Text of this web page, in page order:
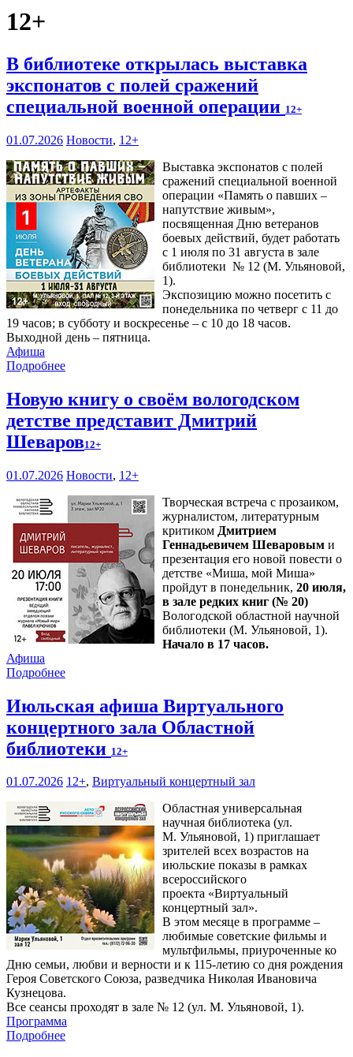
12+
В библиотеке открылась выставка
экспонатов с полей сражений
специальной военной операции 12+
01.07.2026 Новости, 12+
Выставка экспонатов с полей
сражений специальной военной
операции «Память о павших –
напутствие живым»,
посвященная Дню ветеранов
боевых действий, будет работать
с 1 июля по 31 августа в зале
библиотеки № 12 (М. Ульяновой,
1).
Экспозицию можно посетить с
понедельника по четверг с 11 до
19 часов; в субботу и воскресенье – с 10 до 18 часов.
Выходной день – пятница.
Афиша
Подробнее
Новую книгу о своём вологодском
детстве представит Дмитрий
Шеваров12+
01.07.2026 Новости, 12+
Творческая встреча с прозаиком,
журналистом, литературным
критиком Дмитрием
Геннадьевичем Шеваровым и
презентация его новой повести о
детстве «Миша, мой Миша»
пройдут в понедельник, 20 июля,
в зале редких книг (№ 20)
Вологодской областной научной
библиотеки (М. Ульяновой, 1).
Начало в 17 часов.
Афиша
Подробнее
Июльская афиша Виртуального
концертного зала Областной
библиотеки 12+
01.07.2026 12+, Виртуальный концертный зал
Областная универсальная
научная библиотека (ул.
М. Ульяновой, 1) приглашает
зрителей всех возрастов на
июльские показы в рамках
всероссийского
проекта «Виртуальный
концертный зал».
В этом месяце в программе –
любимые советские фильмы и
мультфильмы, приуроченные ко
Дню семьи, любви и верности и к 115-летию со дня рождения
Героя Советского Союза, разведчика Николая Ивановича
Кузнецова.
Все сеансы проходят в зале № 12 (ул. М. Ульяновой, 1).
Программа
Подробнее